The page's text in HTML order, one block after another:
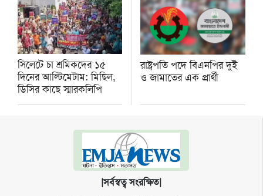
সিলেটে চা শ্রমিকদের ১৫
দিনের আল্টিমেটাম: মিছিল,
ডিসির কাছে স্মারকলিপি
রাষ্ট্রপতি পদে বিএনপির দুই
ও জামাতের এক প্রার্থী
|সর্বস্বত্ব সংরক্ষিত|